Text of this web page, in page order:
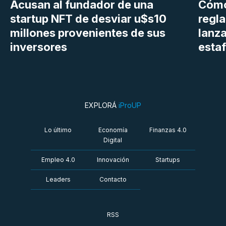
Acusan al fundador de una
startup NFT de desviar u$s10
millones provenientes de sus
inversores
EXPLORÁ iProUP
Lo último
Economía
Digital
Finanzas 4.0
Empleo 4.0 Innovación Startups
Leaders Contacto
RSS